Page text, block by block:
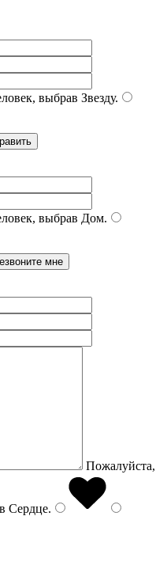
выбрав Звезду.
выбрав Дом.
Пожалуйста,
Сердце.